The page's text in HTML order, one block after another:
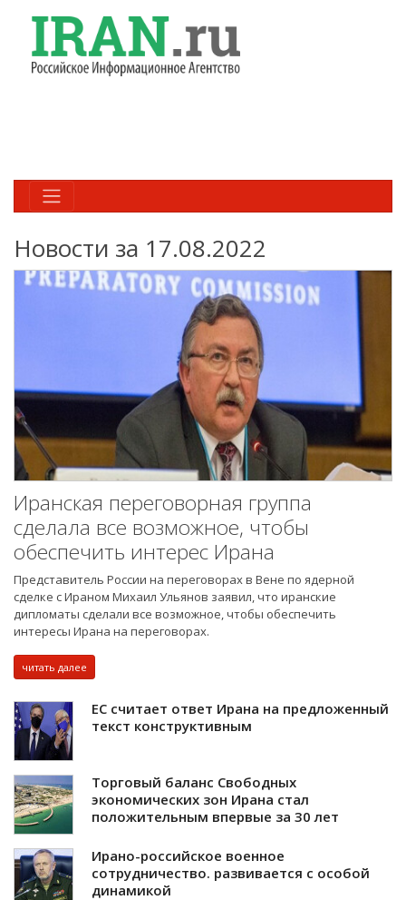
Новости за 17.08.2022
Иранская переговорная группа
сделала все возможное, чтобы
обеспечить интерес Ирана
Представитель России на переговорах в Вене по ядерной
сделке с Ираном Михаил Ульянов заявил, что иранские
дипломаты сделали все возможное, чтобы обеспечить
интересы Ирана на переговорах.
читать далее
ЕС считает ответ Ирана на предложенный
текст конструктивным
Торговый баланс Свободных
экономических зон Ирана стал
положительным впервые за 30 лет
Ирано-российское военное
сотрудничество. развивается с особой
динамикой